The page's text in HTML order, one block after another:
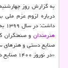
به گزارش روز
درباره لزوم عزم ملی
داشت: در سال ۱۳۹۹ به علت شیوع بیماری کرونا و مسایل اقتصادی ناشی از این بیماری
هنرمندان و
صنایع دستی و هنرهای
«در نوروز ۱۴۰۰ صنایع دستی هدیه می دهیم » را طراحی و راه اندازی کرده است.